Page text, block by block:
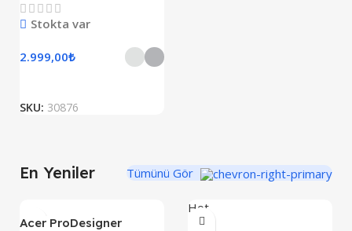
Stokta var
2.999,00₺
SKU: 30876
En Yeniler Tümünü Gör
Acer ProDesigner
Hot